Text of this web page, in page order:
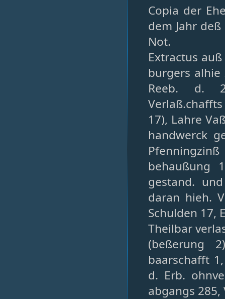
Copia der
dem Jahr
Not.
Extractus
burgers alhie
Reeb. d.
17), Lahre
handwerck
behaußung
gestand.
daran hieh.
Schulden 17,
Theilbar
(beßerung
baarschafft
d. Erb.
abgangs